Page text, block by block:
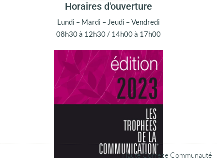
Horaires d'ouverture
Lundi – Mardi – Jeudi – Vendredi
08h30 à 12h30 / 14h00 à 17h00
Haute Corrèze Communauté